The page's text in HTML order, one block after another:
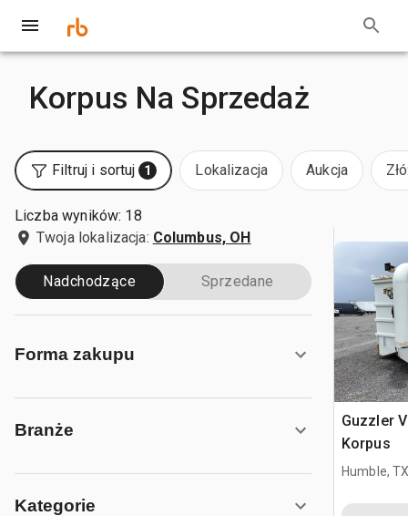
Korpus Na Sprzedaż
Filtruj i sortuj 1 Lokalizacja Aukcja
Liczba wyników: 18
Twoja lokalizacja: Columbus, OH
Nadchodzące Sprzedane
Forma zakupu
Branże
Kategorie
Guzzler
Korpus
Humble,